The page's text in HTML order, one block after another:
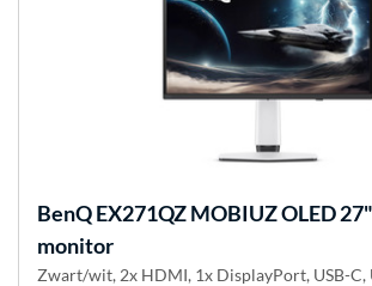
BenQEX271QZ MOBIUZ OLED
monitor
Zwart/wit, 2x HDMI, 1x DisplayPort, USB-C,